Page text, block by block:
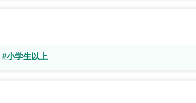
#小学生以上